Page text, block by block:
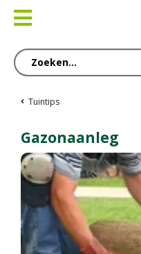
naar
Tuintips
Gazonaanleg